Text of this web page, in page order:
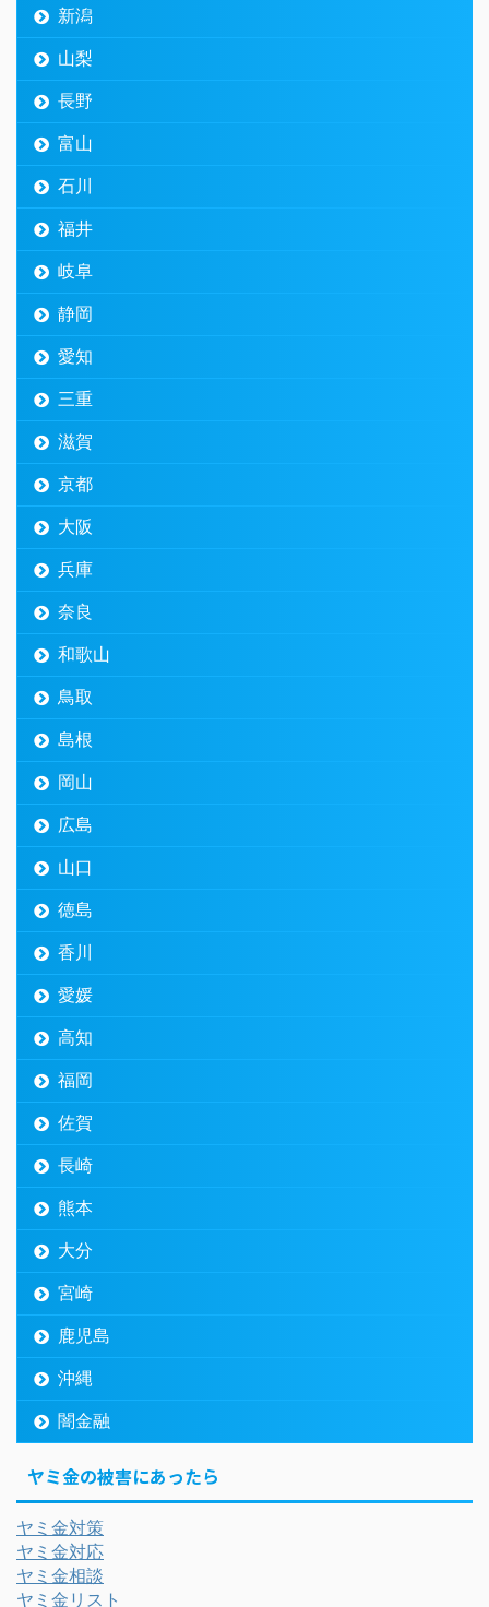
新潟
山梨
長野
富山
石川
福井
岐阜
静岡
愛知
三重
滋賀
京都
大阪
兵庫
奈良
和歌山
鳥取
島根
岡山
広島
山口
徳島
香川
愛媛
高知
福岡
佐賀
長崎
熊本
大分
宮崎
鹿児島
沖縄
闇金融
ヤミ金の被害にあったら
ヤミ金対策
ヤミ金対応
ヤミ金相談
ヤミ金リスト